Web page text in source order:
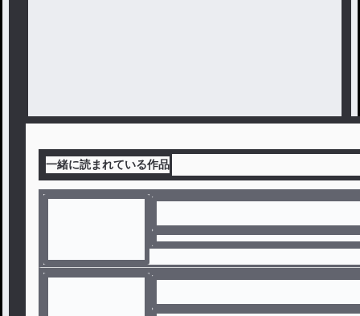
一緒に読まれている作品